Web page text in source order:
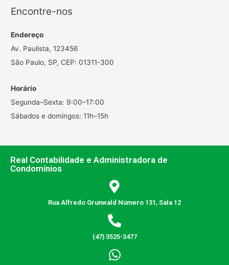
Encontre-nos
Endereço
Av. Paulista, 123456
São Paulo, SP, CEP: 01311-300
Horário
Segunda–Sexta: 9:00–17:00
Sábados e domingos: 11h–15h
Real Contabilidade e Administradora de
Condomínios
Rua Alfredo Grunwald Número 131, Sala 12
(47) 3525-3477